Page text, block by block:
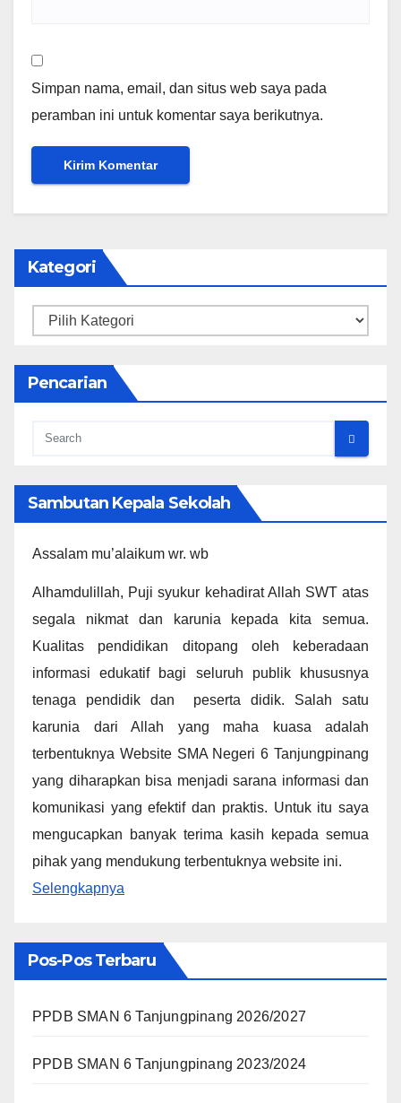
Simpan nama, email, dan situs web saya pada
peramban ini untuk komentar saya berikutnya.
Kategori
Kategori
Pencarian
Sambutan Kepala Sekolah
Assalam mu’alaikum wr. wb
Alhamdulillah, Puji syukur kehadirat Allah SWT atas
segala nikmat dan karunia kepada kita semua.
Kualitas pendidikan ditopang oleh keberadaan
informasi edukatif bagi seluruh publik khususnya
tenaga pendidik dan peserta didik. Salah satu
karunia dari Allah yang maha kuasa adalah
terbentuknya Website SMA Negeri 6 Tanjungpinang
yang diharapkan bisa menjadi sarana informasi dan
komunikasi yang efektif dan praktis. Untuk itu saya
mengucapkan banyak terima kasih kepada semua
pihak yang mendukung terbentuknya website ini.
Selengkapnya
Pos-Pos Terbaru
PPDB SMAN 6 Tanjungpinang 2026/2027
PPDB SMAN 6 Tanjungpinang 2023/2024